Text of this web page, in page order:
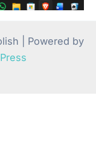
| Powered by